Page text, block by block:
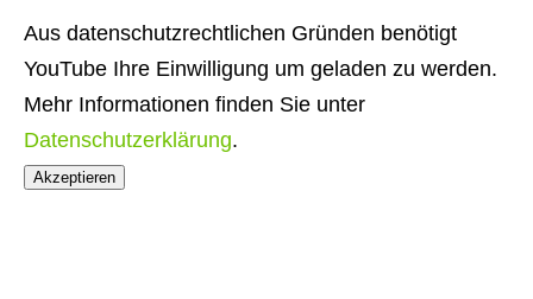
Aus datenschutzrechtlichen Gründen benötigt
YouTube Ihre Einwilligung um geladen zu werden.
Mehr Informationen finden Sie unter
Datenschutzerklärung.
Akzeptieren